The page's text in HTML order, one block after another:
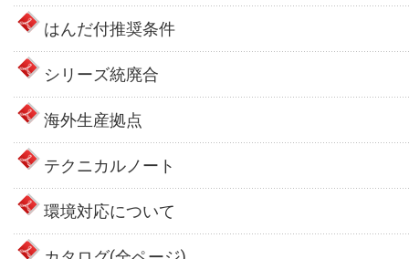
はんだ付推奨条件
シリーズ統廃合
海外生産拠点
テクニカルノート
環境対応について